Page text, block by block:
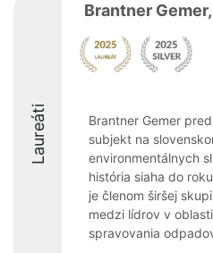
Laureáti
Brantner
Brantner Gemer
subjekt na
environmentálnych
história siaha do
je členom širšej
medzi lídrov v
spravovania